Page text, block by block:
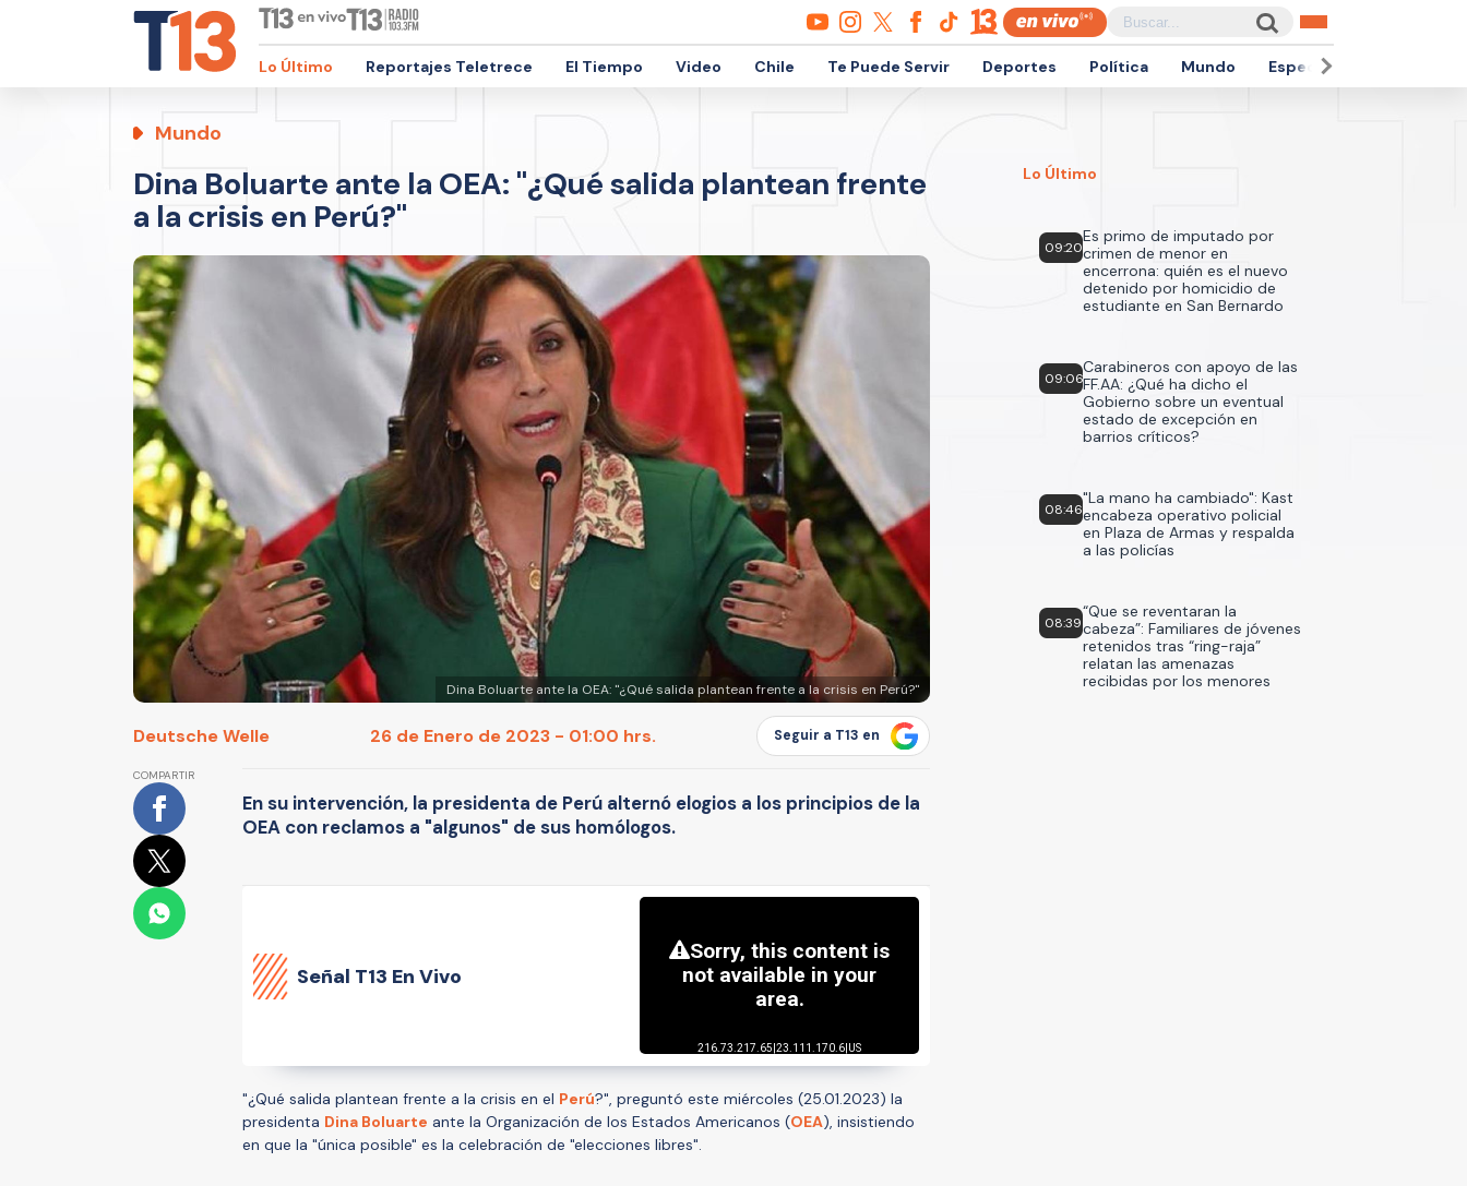
Lo Último Reportajes Teletrece El Tiempo Video Chile Te Puede Servir Deportes Política Mundo Espectáculos
Mundo
Dina Boluarte ante la OEA: "¿Qué salida plantean frente
a la crisis en Perú?"
Dina Boluarte ante la OEA: "¿Qué salida plantean frente a la crisis en Perú?"
Deutsche Welle 26 de Enero de 2023 - 01:00 hrs. Seguir a T13 en
COMPARTIR
En su intervención, la presidenta de Perú alternó elogios a los principios de la
OEA con reclamos a "algunos" de sus homólogos.
Señal T13 En Vivo
"¿Qué salida plantean frente a la crisis en el Perú?", preguntó este miércoles (25.01.2023) la
presidenta Dina Boluarte ante la Organización de los Estados Americanos (OEA), insistiendo
en que la "única posible" es la celebración de "elecciones libres".
Lo Último
09:20
Es primo de imputado por
crimen de menor en
encerrona: quién es el nuevo
detenido por homicidio de
estudiante en San Bernardo
09:06
Carabineros con apoyo de las
FF.AA: ¿Qué ha dicho el
Gobierno sobre un eventual
estado de excepción en
barrios críticos?
08:46
"La mano ha cambiado": Kast
encabeza operativo policial
en Plaza de Armas y respalda
a las policías
08:39
“Que se reventaran la
cabeza”: Familiares de jóvenes
retenidos tras “ring-raja”
relatan las amenazas
recibidas por los menores